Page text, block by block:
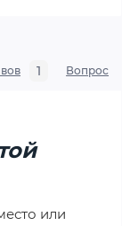
1 Вопросы
или